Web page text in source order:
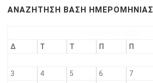
ΑΝΑΖΉΤΗΣΗ ΒΆΣΗ ΗΜΕΡΟΜΗΝΊΑΣ
Δ
Τ Τ Π Π
3
4 5 6 7